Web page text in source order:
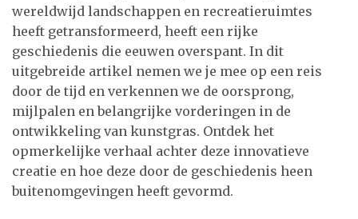
wereldwijd landschappen en recreatieruimtes
heeft getransformeerd, heeft een rijke
geschiedenis die eeuwen overspant. In dit
uitgebreide artikel nemen we je mee op een reis
door de tijd en verkennen we de oorsprong,
mijlpalen en belangrijke vorderingen in de
ontwikkeling van kunstgras. Ontdek het
opmerkelijke verhaal achter deze innovatieve
creatie en hoe deze door de geschiedenis heen
buitenomgevingen heeft gevormd.